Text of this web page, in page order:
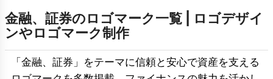
金融、証券のロゴマーク一覧 | ロゴデザイ
ンやロゴマーク制作
「金融、証券」をテーマに信頼と安心で資産を支える